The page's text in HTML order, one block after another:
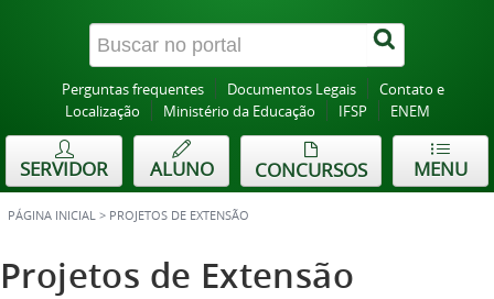
Perguntas frequentes Documentos Legais
Contato e
Localização
Ministério da Educação IFSP ENEM
PÁGINA INICIAL > PROJETOS DE EXTENSÃO
SERVIDOR ALUNO CONCURSOS MENU
Projetos de Extensão